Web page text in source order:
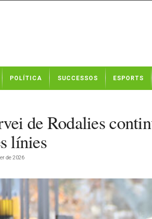
POLÍTICA SUCCESSOS ESPORTS
de Rodalies
línies
de 2026